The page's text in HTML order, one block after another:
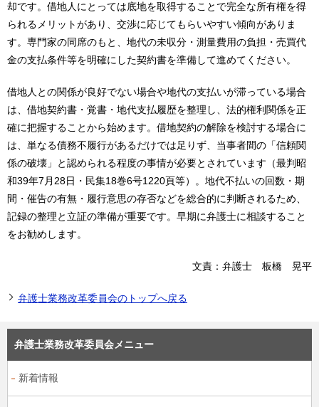
却です。借地人にとっては底地を取得することで完全な所有権を得
られるメリットがあり、交渉に応じてもらいやすい傾向がありま
す。専門家の同席のもと、地代の未収分・測量費用の負担・売買代
金の支払条件等を明確にした契約書を準備して進めてください。
借地人との関係が良好でない場合や地代の支払いが滞っている場合
は、借地契約書・覚書・地代支払履歴を整理し、法的権利関係を正
確に把握することから始めます。借地契約の解除を検討する場合に
は、単なる債務不履行があるだけでは足りず、当事者間の「信頼関
係の破壊」と認められる程度の事情が必要とされています（最判昭
和39年7月28日・民集18巻6号1220頁等）。地代不払いの回数・期
間・催告の有無・履行意思の存否などを総合的に判断されるため、
記録の整理と立証の準備が重要です。早期に弁護士に相談すること
をお勧めします。
文責：弁護士 板橋 晃平
弁護士業務改革委員会のトップへ戻る
弁護士業務改革委員会メニュー
新着情報